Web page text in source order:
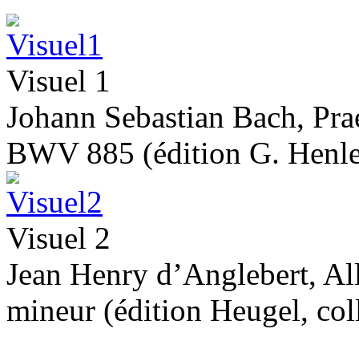
Visuel 1
Johann Sebastian Bach,
BWV 885 (édition G.
Visuel 2
Jean Henry d’Anglebert,
mineur (édition Heugel,